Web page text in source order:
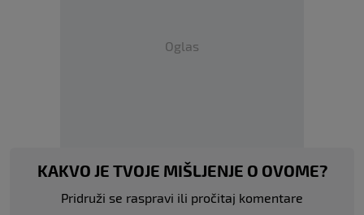
Oglas
KAKVO JE TVOJE MIŠLJENJE O OVOME?
Pridruži se raspravi ili pročitaj komentare